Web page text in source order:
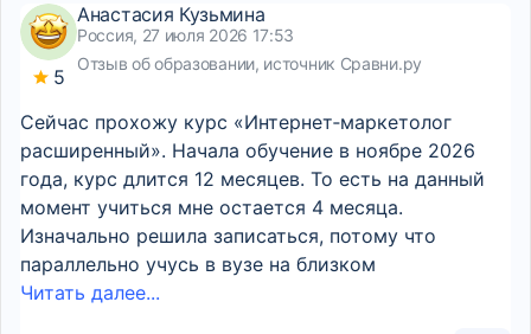
5
Анастасия Кузьмина
Россия, 27 июля 2026 17:53
Отзыв об образовании, источник Сравни.ру
Сейчас прохожу курс «Интернет‑маркетолог
расширенный». Начала обучение в ноябре 2026
года, курс длится 12 месяцев. То есть на данный
момент учиться мне остается 4 месяца.
Изначально решила записаться, потому что
параллельно учусь в вузе на близком
Читать далее...